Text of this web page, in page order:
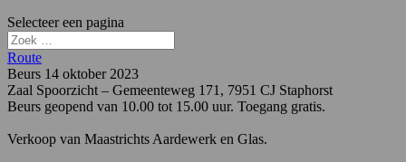
Selecteer een pagina
Route
Beurs 14 oktober 2023
Zaal Spoorzicht – Gemeenteweg 171, 7951 CJ Staphorst
Beurs geopend van 10.00 tot 15.00 uur. Toegang gratis.
Verkoop van Maastrichts Aardewerk en Glas.